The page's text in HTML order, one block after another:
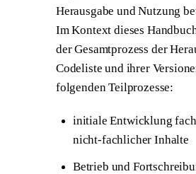
Herausgabe und Nutzung
Im Kontext dieses
der Gesamtprozess der
Codeliste und ihrer
folgenden Teilprozesse:
initiale Entwicklung
nicht-fachlicher Inhalte
Betrieb und